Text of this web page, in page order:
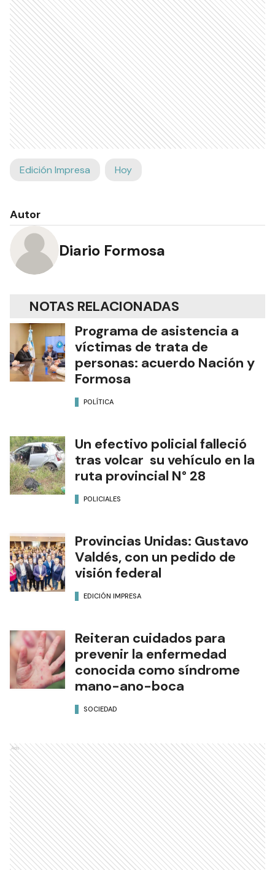
Edición Impresa Hoy
Autor
Diario Formosa
NOTAS RELACIONADAS
Programa de asistencia a
víctimas de trata de
personas: acuerdo Nación y
Formosa
POLÍTICA
Un efectivo policial falleció
tras volcar su vehículo en la
ruta provincial N° 28
POLICIALES
Provincias Unidas: Gustavo
Valdés, con un pedido de
visión federal
EDICIÓN IMPRESA
Reiteran cuidados para
prevenir la enfermedad
conocida como síndrome
mano-ano-boca
SOCIEDAD
Ads